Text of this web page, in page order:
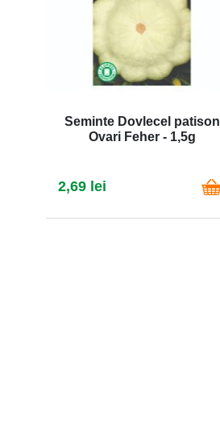
Seminte Dovlecel patison
Ovari Feher - 1,5g
2,69 lei